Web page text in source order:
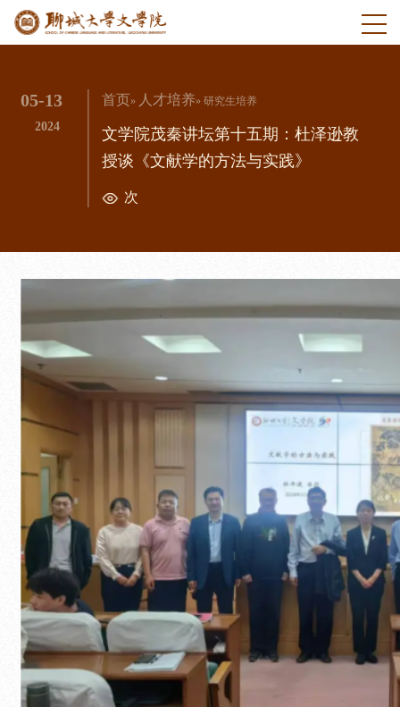
05-13
2024
首页» 人才培养» 研究生培养
文学院茂秦讲坛第十五期：杜泽逊教
授谈《文献学的方法与实践》
次